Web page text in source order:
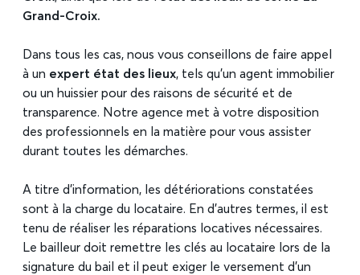
Grand-Croix.
Dans tous les cas, nous vous conseillons de faire appel
à un expert état des lieux, tels qu’un agent immobilier
ou un huissier pour des raisons de sécurité et de
transparence. Notre agence met à votre disposition
des professionnels en la matière pour vous assister
durant toutes les démarches.
A titre d’information, les détériorations constatées
sont à la charge du locataire. En d’autres termes, il est
tenu de réaliser les réparations locatives nécessaires.
Le bailleur doit remettre les clés au locataire lors de la
signature du bail et il peut exiger le versement d’un